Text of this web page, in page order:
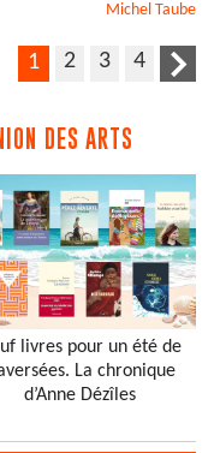
Michel Taube
1 2 3 4
DES ARTS
livres pour un été de
La chronique
d’Anne Dézîles